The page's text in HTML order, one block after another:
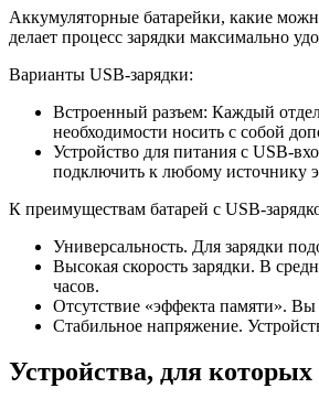
Аккумуляторные батарейки, какие
делает процесс зарядки максимально
Варианты USB-зарядки:
Встроенный разъем: Каждый
необходимости носить с собой
Устройство для питания с USB-
подключить к любому источнику
К преимуществам батарей с USB-
Универсальность. Для зарядки
Высокая скорость зарядки. В
часов.
Отсутствие «эффекта памяти».
Стабильное напряжение.
Устройства, для